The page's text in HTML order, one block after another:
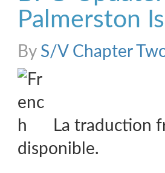
Palmerston
By S/V Chapter
La traduction
disponible.